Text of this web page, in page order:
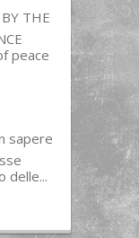
THE
peace
sapere
delle...